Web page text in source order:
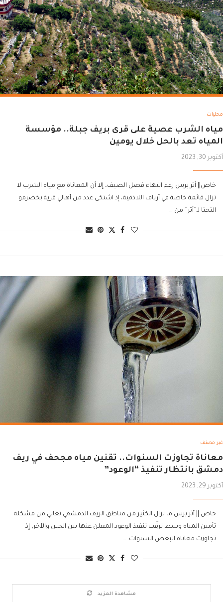
محليات
مياه الشرب عصية على قرى بريف جبلة.. مؤسسة
المياه تعد بالحل خلال يومين
أكتوبر 30, 2023
خاص|| أثر برس رغم انتهاء فصل الصيف، إلا أن المعاناة مع مياه الشرب لا
تزال قائمة خاصة في أرياف اللاذقية، إذ اشتكى عدد من أهالي قرية بخضرمو
التحتا لـ”أثر” من …
غير مصنف
معاناة تجاوزت السنوات.. تقنين مياه مجحف في ريف
دمشق بانتظار تنفيذ “الوعود”
أكتوبر 29, 2023
خاص || أثر برس ما تزال الكثير من مناطق الريف الدمشقي تعاني من مشكلة
تأمين المياه وسط ترقّب تنفيذ الوعود المعلن عنها بين الحين والآخر، إذ
تجاوزت معاناة البعض السنوات. …
مشاهدة المزيد